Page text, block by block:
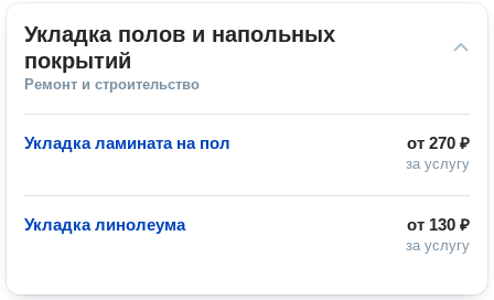
Укладка полов и напольных
покрытий
Ремонт и строительство
от 270 ₽
за услугу
Укладка ламината на пол
от 130 ₽
за услугу
Укладка линолеума